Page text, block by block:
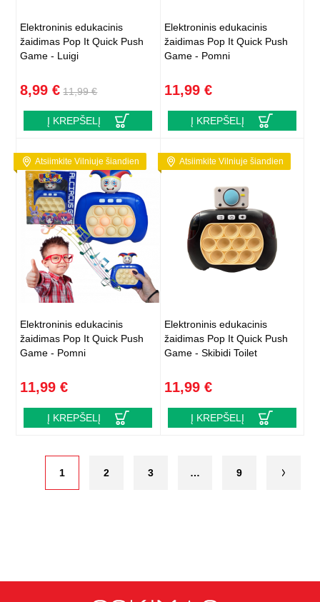
Elektroninis edukacinis
žaidimas Pop It Quick Push
Game - Luigi
8,99 € 11,99 €
Į KREPŠELĮ
Elektroninis edukacinis
žaidimas Pop It Quick Push
Game - Pomni
11,99 €
Į KREPŠELĮ
Atsiimkite Vilniuje šiandien
Elektroninis edukacinis
žaidimas Pop It Quick Push
Game - Pomni
11,99 €
Į KREPŠELĮ
Atsiimkite Vilniuje šiandien
Elektroninis edukacinis
žaidimas Pop It Quick Push
Game - Skibidi Toilet
11,99 €
Į KREPŠELĮ
1 2 3 … 9